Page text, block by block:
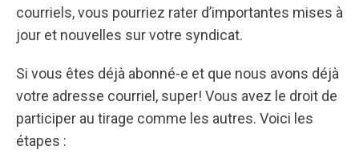
courriels, vous pourriez rater d’importantes mises à
jour et nouvelles sur votre syndicat.
Si vous êtes déjà abonné-e et que nous avons déjà
votre adresse courriel, super! Vous avez le droit de
participer au tirage comme les autres. Voici les
étapes :